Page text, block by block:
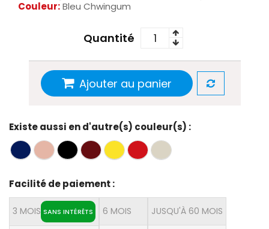
Couleur:Bleu Chwingum
Quantité
Ajouter au panier
Existe aussi en d'autre(s) couleur(s) :
Facilité de paiement :
3 MOIS SANS INTÉRÊTS 6 MOIS JUSQU'À 60 MOIS